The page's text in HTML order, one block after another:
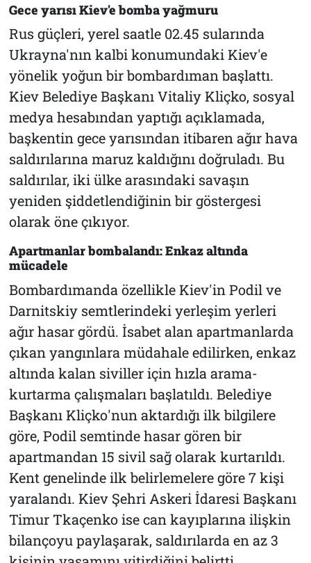
Gece yarısı Kiev'e bomba yağmuru
Rus güçleri, yerel saatle 02.45 sularında
Ukrayna'nın kalbi konumundaki Kiev'e
yönelik yoğun bir bombardıman başlattı.
Kiev Belediye Başkanı Vitaliy Kliçko, sosyal
medya hesabından yaptığı açıklamada,
başkentin gece yarısından itibaren ağır hava
saldırılarına maruz kaldığını doğruladı. Bu
saldırılar, iki ülke arasındaki savaşın
yeniden şiddetlendiğinin bir göstergesi
olarak öne çıkıyor.
Apartmanlar bombalandı: Enkaz altında
mücadele
Bombardımanda özellikle Kiev'in Podil ve
Darnitskiy semtlerindeki yerleşim yerleri
ağır hasar gördü. İsabet alan apartmanlarda
çıkan yangınlara müdahale edilirken, enkaz
altında kalan siviller için hızla arama-
kurtarma çalışmaları başlatıldı. Belediye
Başkanı Kliçko'nun aktardığı ilk bilgilere
göre, Podil semtinde hasar gören bir
apartmandan 15 sivil sağ olarak kurtarıldı.
Kent genelinde ilk belirlemelere göre 7 kişi
yaralandı. Kiev Şehri Askeri İdaresi Başkanı
Timur Tkaçenko ise can kayıplarına ilişkin
bilançoyu paylaşarak, saldırılarda en az 3